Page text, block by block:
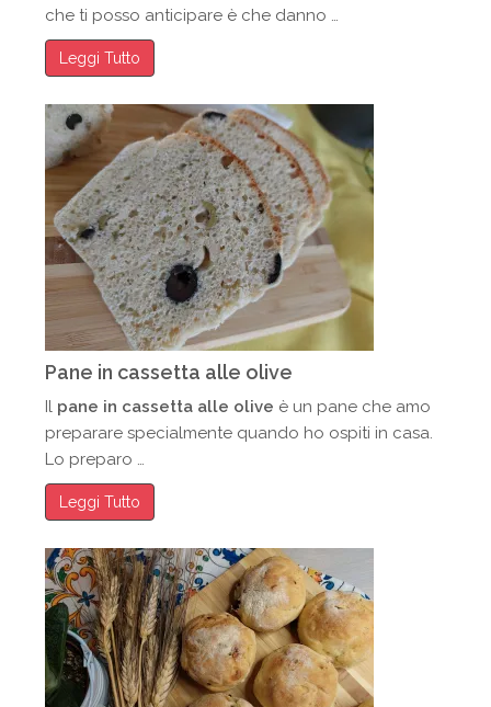
che ti posso anticipare è che danno …
Leggi Tutto
Pane in cassetta alle olive
Il pane in cassetta alle olive è un pane che amo
preparare specialmente quando ho ospiti in casa.
Lo preparo …
Leggi Tutto